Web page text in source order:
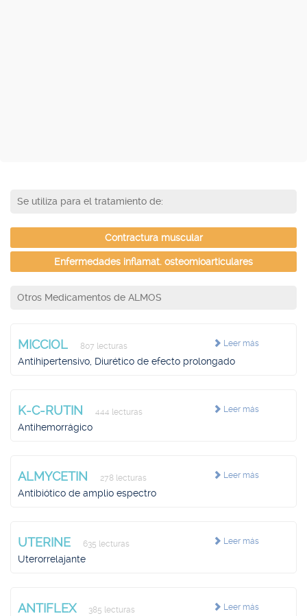
Se utiliza para el tratamiento de:
Contractura muscular
Enfermedades inflamat. osteomioarticulares
Otros Medicamentos de ALMOS
Leer más
MICCIOL 807 lecturas
Antihipertensivo, Diurético de efecto prolongado
Leer más
K-C-RUTIN 444 lecturas
Antihemorrágico
Leer más
ALMYCETIN 278 lecturas
Antibiótico de amplio espectro
Leer más
UTERINE 635 lecturas
Uterorrelajante
Leer más
ANTIFLEX 385 lecturas